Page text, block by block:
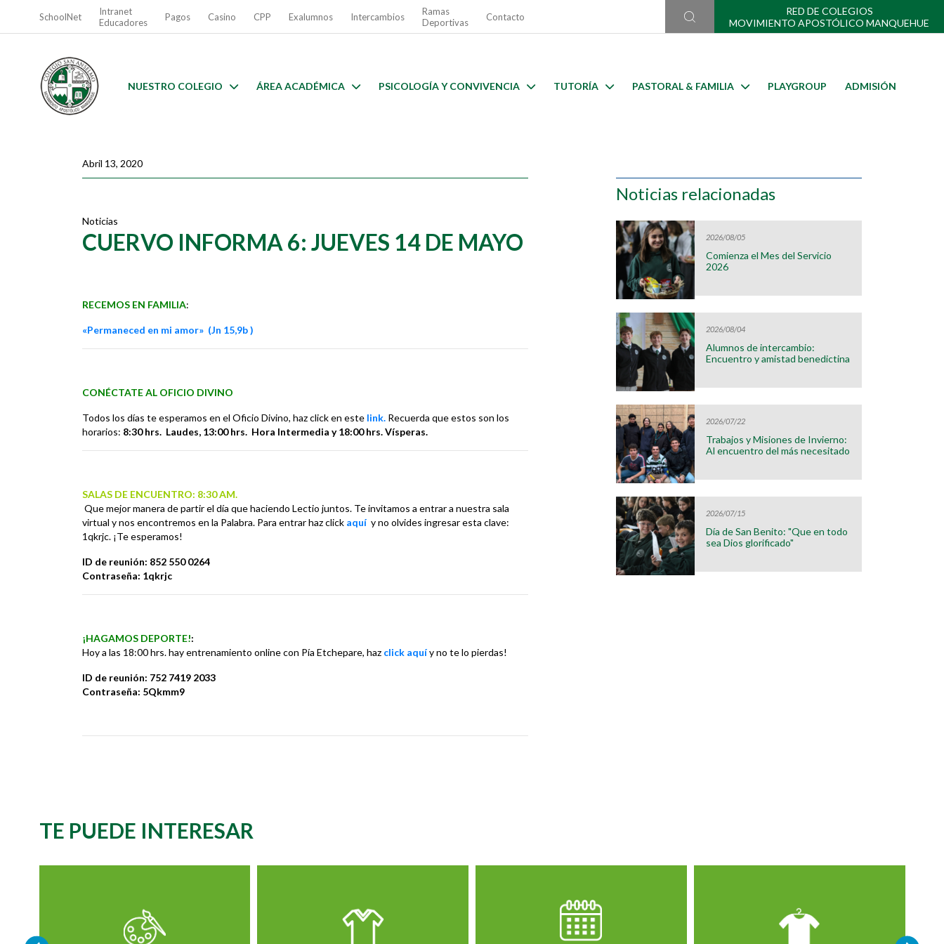
SchoolNet
Intranet
Educadores
Pagos Casino CPP Exalumnos Intercambios
Ramas
Deportivas
Contacto
RED DE COLEGIOS
MOVIMIENTO APOSTÓLICO MANQUEHUE
NUESTRO COLEGIO ÁREA ACADÉMICA PSICOLOGÍA Y CONVIVENCIA TUTORÍA PASTORAL & FAMILIA PLAYGROUP ADMISIÓN
Abril 13, 2020
Noticias
CUERVO INFORMA 6: JUEVES 14 DE MAYO
RECEMOS EN FAMILIA:
«Permaneced en mi amor» (Jn 15,9b)
CONÉCTATE AL OFICIO DIVINO
Todos los días te esperamos en el Oficio Divino, haz click en este link. Recuerda que estos son los
horarios: 8:30 hrs. Laudes, 13:00 hrs. Hora Intermedia y18:00 hrs. Vísperas.
SALAS DE ENCUENTRO: 8:30 AM.
Que mejor manera de partir el día que haciendo Lectio juntos. Te invitamos a entrar a nuestra sala
virtual y nos encontremos en la Palabra. Para entrar haz click aquí y no olvides ingresar esta clave:
1qkrjc. ¡Te esperamos!
ID de reunión: 852 550 0264
Contraseña: 1qkrjc
¡HAGAMOS DEPORTE!:
Hoy a las 18:00 hrs. hay entrenamiento online con Pía Etchepare, haz click aquíy no te lo pierdas!
ID de reunión: 752 7419 2033
Contraseña: 5Qkmm9
Noticias relacionadas
2026/08/05
Comienza el Mes del Servicio
2026
2026/08/04
Alumnos de intercambio:
Encuentro y amistad benedictina
2026/07/22
Trabajos y Misiones de Invierno:
Al encuentro del más necesitado
2026/07/15
Día de San Benito: "Que en todo
sea Dios glorificado"
TE PUEDE INTERESAR